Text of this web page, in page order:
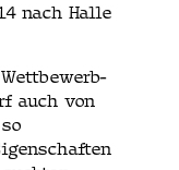
nach Halle
auch von